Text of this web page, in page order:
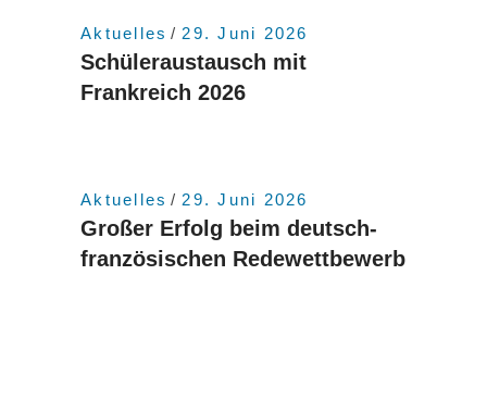
Aktuelles 29. Juni 2026
Schüleraustausch mit
Frankreich 2026
Aktuelles 29. Juni 2026
Großer Erfolg beim deutsch-
französischen Redewettbewerb